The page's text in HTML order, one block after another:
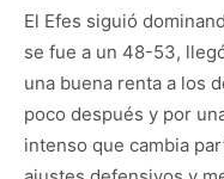
El Efes siguió
se fue a un 48-53,
una buena renta a los
poco después y por
intenso que cambia